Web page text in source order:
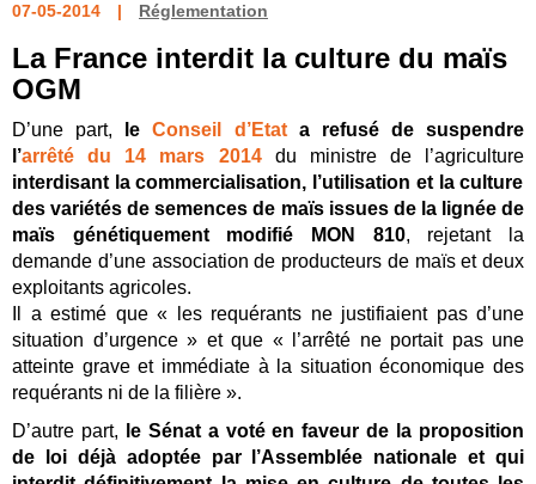
07-05-2014 Réglementation
La France interdit la culture du maïs
OGM
D’une part, leConseil d’Etata refusé de suspendre
l’arrêté du 14 mars 2014du ministre de l’agriculture
interdisant la commercialisation, l’utilisation et la culture
des variétés de semences de maïs issues de la lignée de
maïs génétiquement modifié MON 810, rejetant la
demande d’une association de producteurs de maïs et deux
exploitants agricoles.
Il a estimé que « les requérants ne justifiaient pas d’une
situation d’urgence » et que « l’arrêté ne portait pas une
atteinte grave et immédiate à la situation économique des
requérants ni de la filière ».
D’autre part,
le Sénat a voté en faveur de la proposition
de loi déjà adoptée par l’Assemblée nationale et qui